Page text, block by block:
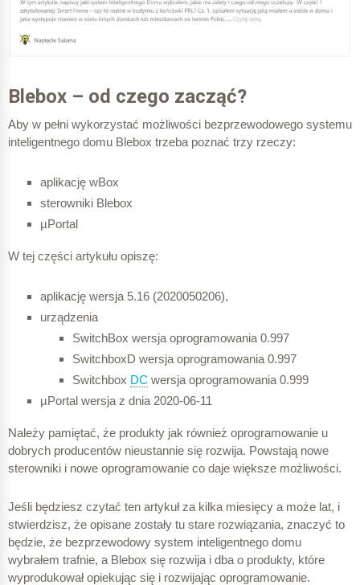
Blebox – od czego zacząć?
Aby w pełni wykorzystać możliwości bezprzewodowego systemu
inteligentnego domu Blebox trzeba poznać trzy rzeczy:
aplikację wBox
sterowniki Blebox
µPortal
W tej części artykułu opiszę:
aplikację wersja 5.16 (2020050206),
urządzenia
SwitchBox wersja oprogramowania 0.997
SwitchboxD wersja oprogramowania 0.997
Switchbox DC wersja oprogramowania 0.999
µPortal wersja z dnia 2020-06-11
Należy pamiętać, że produkty jak również oprogramowanie u
dobrych producentów nieustannie się rozwija. Powstają nowe
sterowniki i nowe oprogramowanie co daje większe możliwości.
Jeśli będziesz czytać ten artykuł za kilka miesięcy a może lat, i
stwierdzisz, że opisane zostały tu stare rozwiązania, znaczyć to
będzie, że bezprzewodowy system inteligentnego domu
wybrałem trafnie, a Blebox się rozwija i dba o produkty, które
wyprodukował opiekując się i rozwijając oprogramowanie.